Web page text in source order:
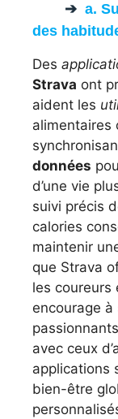
a.
des
Des
Strava ont
aident les
alimentaires
données
d’une vie
suivi précis
calories
maintenir
que Strava
les coureurs
encourage à
avec ceux
applications
bien-être